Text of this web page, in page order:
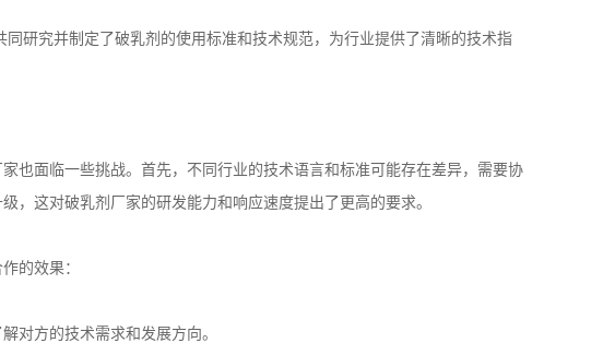
研究并制定了破乳剂的使用标准和技术规范，为行业提供了清晰的技术指
也面临一些挑战。首先，不同行业的技术语言和标准可能存在差异，需要协
，这对破乳剂厂家的研发能力和响应速度提出了更高的要求。
的效果：
对方的技术需求和发展方向。